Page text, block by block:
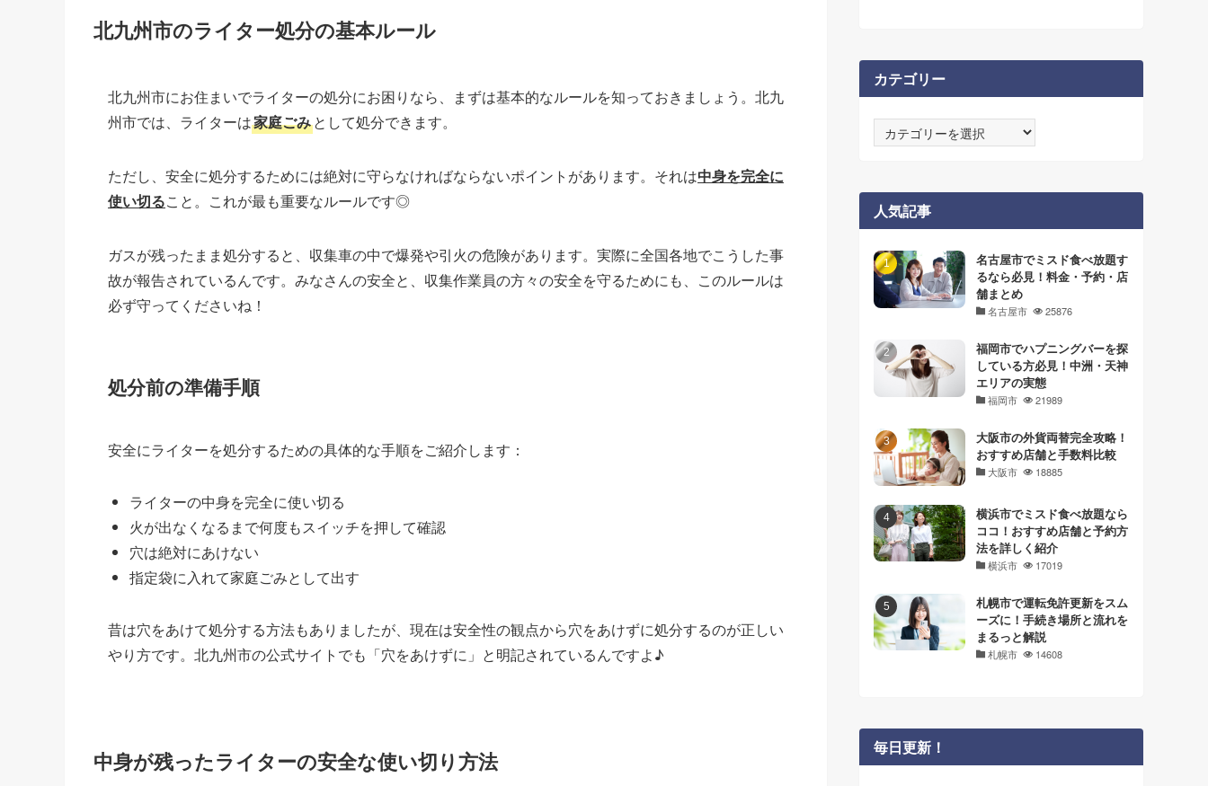
北九州市のライター処分の基本ルール
北九州市にお住まいでライターの処分にお困りなら、まずは基本的なルールを知っておきましょう。北九
州市では、ライターは家庭ごみとして処分できます。
ただし、安全に処分するためには絶対に守らなければならないポイントがあります。それは中身を完全に
使い切ること。これが最も重要なルールです◎
ガスが残ったまま処分すると、収集車の中で爆発や引火の危険があります。実際に全国各地でこうした事
故が報告されているんです。みなさんの安全と、収集作業員の方々の安全を守るためにも、このルールは
必ず守ってくださいね！
処分前の準備手順
安全にライターを処分するための具体的な手順をご紹介します：
ライターの中身を完全に使い切る
火が出なくなるまで何度もスイッチを押して確認
穴は絶対にあけない
指定袋に入れて家庭ごみとして出す
昔は穴をあけて処分する方法もありましたが、現在は安全性の観点から穴をあけずに処分するのが正しい
やり方です。北九州市の公式サイトでも「穴をあけずに」と明記されているんですよ♪
中身が残ったライターの安全な使い切り方法
カテゴリー
テ
ー
人気記事
名古屋市でミスド食べ放題す
るなら必見！料金・予約・店
舗まとめ
名古屋市 25876
福岡市でハプニングバーを探
している方必見！中洲・天神
エリアの実態
福岡市 21989
大阪市の外貨両替完全攻略！
おすすめ店舗と手数料比較
大阪市 18885
横浜市でミスド食べ放題なら
ココ！おすすめ店舗と予約方
法を詳しく紹介
横浜市 17019
札幌市で運転免許更新をスム
ーズに！手続き場所と流れを
まるっと解説
札幌市 14608
毎日更新！